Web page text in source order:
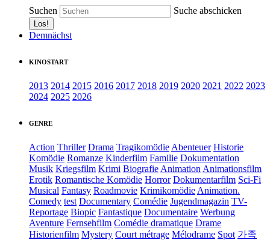
Suchen Suche abschicken
Demnächst
KINOSTART
2013 2014 2015 2016 2017 2018 2019 2020 2021 2022 2023
2024 2025 2026
GENRE
Action Thriller Drama Tragikomödie Abenteuer Historie
Komödie Romanze Kinderfilm Familie Dokumentation
Musik Kriegsfilm Krimi Biografie Animation Animationsfilm
Erotik Romantische Komödie Horror Dokumentarfilm Sci-Fi
Musical Fantasy Roadmovie Krimikomödie Animation.
Comedy test Documentary Comédie Jugendmagazin TV-
Reportage Biopic Fantastique Documentaire Werbung
Aventure Fernsehfilm Comédie dramatique Drame
Historienfilm Mystery Court métrage Mélodrame Spot 가족